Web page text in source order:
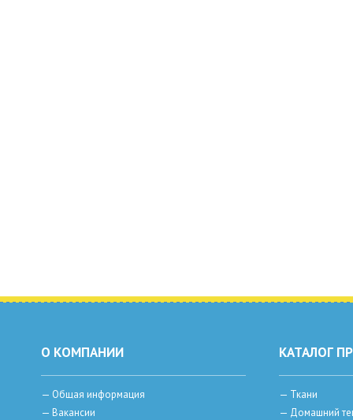
О КОМПАНИИ
— Общая информация
— Вакансии
КАТАЛОГ
— Ткани
— Домашний